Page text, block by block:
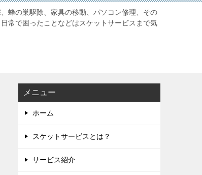
蜂の巣駆除、家具の移動、パソコン修理、その
常で困ったことなどはスケットサービスまで気
メニュー
ホーム
スケットサービスとは？
サービス紹介